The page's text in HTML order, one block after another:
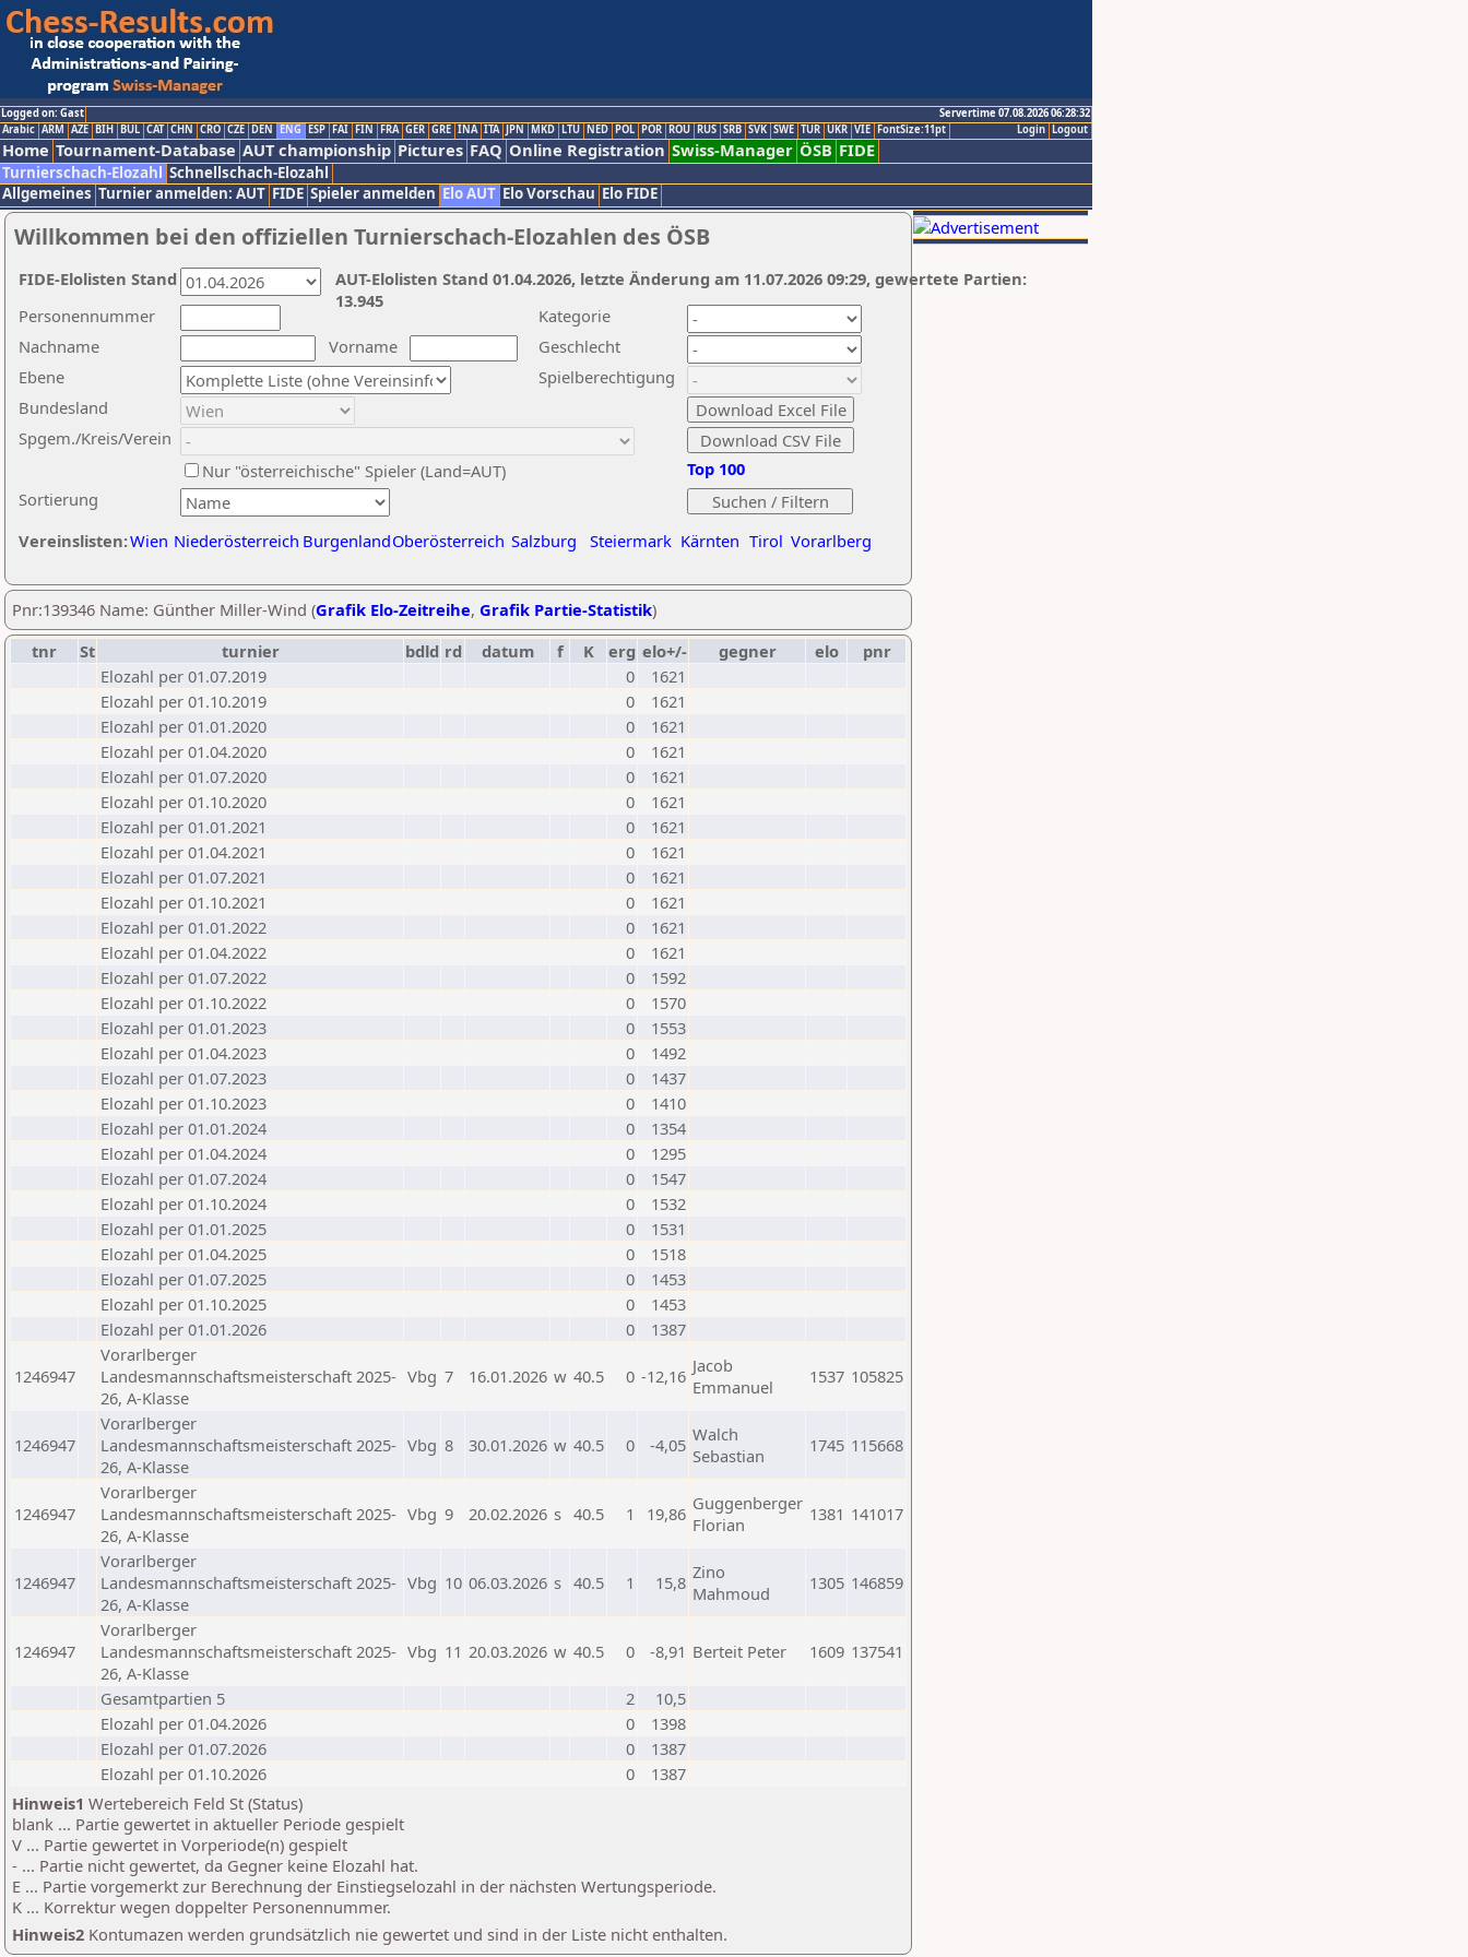
Logged on: Gast
Servertime 07.08.2026 06:28:32
Logout
Login
Arabic ARM AZE BIH BUL CAT CHN CRO CZE DEN ENG ESP FAI FIN FRA GER GRE INA ITA JPN MKD LTU NED POL POR ROU RUS SRB SVK SWE TUR UKR VIE FontSize:11pt
Home Tournament-Database AUT championship Pictures FAQ Online Registration Swiss-Manager ÖSB FIDE
Turnierschach-Elozahl Schnellschach-Elozahl
Allgemeines Turnier anmelden: AUT FIDE Spieler anmelden Elo AUT Elo Vorschau Elo FIDE
Willkommen bei den offiziellen Turnierschach-Elozahlen des ÖSB
Nachname
Vorname
Ebene
Kategorie
Sortierung
Personennummer
Bundesland
Spgem./Kreis/Verein
Geschlecht
Nur "österreichische" Spieler (Land=AUT)
Spielberechtigung
Vereinslisten:Wien Niederösterreich BurgenlandOberösterreich Salzburg Steiermark Kärnten Tirol Vorarlberg
Top 100
AUT-Elolisten Stand 01.04.2026, letzte Änderung am 11.07.2026 09:29, gewertete Partien:
13.945
FIDE-Elolisten Stand
Pnr:139346 Name: Günther Miller-Wind (Grafik Elo-Zeitreihe, Grafik Partie-Statistik)
tnr
St turnier bdld rd datum f K erg elo+/- gegner elo
pnr
Elozahl per 01.07.2019
0
1621
Elozahl per 01.10.2019
0
1621
Elozahl per 01.01.2020
0
1621
Elozahl per 01.04.2020
0
1621
Elozahl per 01.07.2020
0
1621
Elozahl per 01.10.2020
0
1621
Elozahl per 01.01.2021
0
1621
Elozahl per 01.04.2021
0
1621
Elozahl per 01.07.2021
0
1621
Elozahl per 01.10.2021
0
1621
Elozahl per 01.01.2022
0
1621
Elozahl per 01.04.2022
0
1621
Elozahl per 01.07.2022
0
1592
Elozahl per 01.10.2022
0
1570
Elozahl per 01.01.2023
0
1553
Elozahl per 01.04.2023
0
1492
Elozahl per 01.07.2023
0
1437
Elozahl per 01.10.2023
0
1410
Elozahl per 01.01.2024
0
1354
Elozahl per 01.04.2024
0
1295
Elozahl per 01.07.2024
0
1547
Elozahl per 01.10.2024
0
1532
Elozahl per 01.01.2025
0
1531
Elozahl per 01.04.2025
0
1518
Elozahl per 01.07.2025
0
1453
Elozahl per 01.10.2025
0
1453
Elozahl per 01.01.2026
0 1387
1246947
Vorarlberger
Landesmannschaftsmeisterschaft 2025-
26, A-Klasse
Vbg 7 16.01.2026 w 40.5 0 -12,16 Jacob
Emmanuel
1537 105825
1246947
Vorarlberger
Landesmannschaftsmeisterschaft 2025-
26, A-Klasse
Vbg 8 30.01.2026 w 40.5 0 -4,05 Walch
Sebastian
1745 115668
1246947
Vorarlberger
Landesmannschaftsmeisterschaft 2025-
26, A-Klasse
Vbg 9 20.02.2026 s 40.5 1 19,86 Guggenberger
Florian
1381 141017
1246947
Vorarlberger
Landesmannschaftsmeisterschaft 2025-
26, A-Klasse
Vbg 10 06.03.2026 s 40.5 1 15,8 Zino
Mahmoud
1305 146859
1246947
Vorarlberger
Landesmannschaftsmeisterschaft 2025-
26, A-Klasse
Vbg 11 20.03.2026 w 40.5 0 -8,91 Berteit Peter 1609 137541
Gesamtpartien 5 2
10,5
Elozahl per 01.04.2026
0
1398
Elozahl per 01.07.2026
0
1387
Elozahl per 01.10.2026
0
1387
Hinweis1 Wertebereich Feld St (Status)
blank ... Partie gewertet in aktueller Periode gespielt
V ... Partie gewertet in Vorperiode(n) gespielt
- ... Partie nicht gewertet, da Gegner keine Elozahl hat.
E ... Partie vorgemerkt zur Berechnung der Einstiegselozahl in der nächsten Wertungsperiode.
K ... Korrektur wegen doppelter Personennummer.
Hinweis2 Kontumazen werden grundsätzlich nie gewertet und sind in der Liste nicht enthalten.